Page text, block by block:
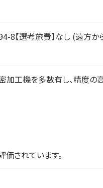
8【選考旅費】なし (遠方
工機を多数有し、精度の
されています。